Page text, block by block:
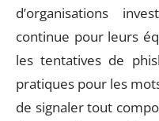
d’organisations
continue pour leurs
les tentatives de
pratiques pour les
de signaler tout